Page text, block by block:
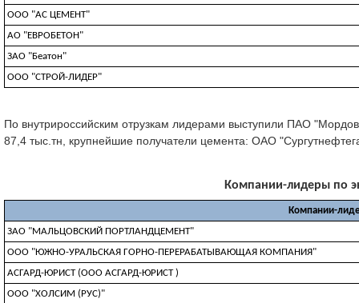
ООО "АС ЦЕМЕНТ"
АО "ЕВРОБЕТОН"
ЗАО "Беатон"
ООО "СТРОЙ-ЛИДЕР"
По внутрироссийским отрузкам лидерами выступили ПАО
87,4 тыс.тн, крупнейшие получатели цемента: ОАО
Компании-лидеры по
Компании-
ЗАО "МАЛЬЦОВСКИЙ ПОРТЛАНДЦЕМЕНТ"
ООО "ЮЖНО-УРАЛЬСКАЯ ГОРНО-ПЕРЕРАБАТЫВАЮЩАЯ КОМПАНИЯ"
АСГАРД-ЮРИСТ (ООО АСГАРД-ЮРИСТ )
ООО "ХОЛСИМ (РУС)"